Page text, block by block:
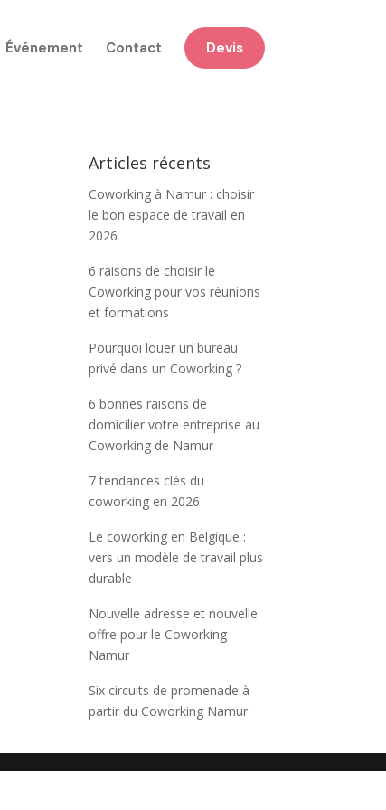
Événement Contact Devis
Articles récents
Coworking à Namur : choisir
le bon espace de travail en
2026
6 raisons de choisir le
Coworking pour vos réunions
et formations
Pourquoi louer un bureau
privé dans un Coworking ?
6 bonnes raisons de
domicilier votre entreprise au
Coworking de Namur
7 tendances clés du
coworking en 2026
Le coworking en Belgique :
vers un modèle de travail plus
durable
Nouvelle adresse et nouvelle
offre pour le Coworking
Namur
Six circuits de promenade à
partir du Coworking Namur